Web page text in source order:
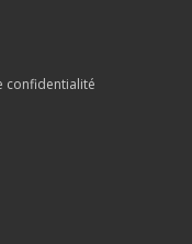
confidentialité